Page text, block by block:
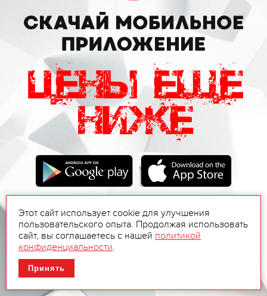
Этот сайт использует cookie для улучшения
пользовательского опыта. Продолжая использовать
сайт, вы соглашаетесь с нашей политикой
конфиденциальности.
Принять